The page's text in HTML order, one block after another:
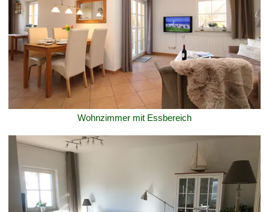
Wohnzimmer mit Essbereich